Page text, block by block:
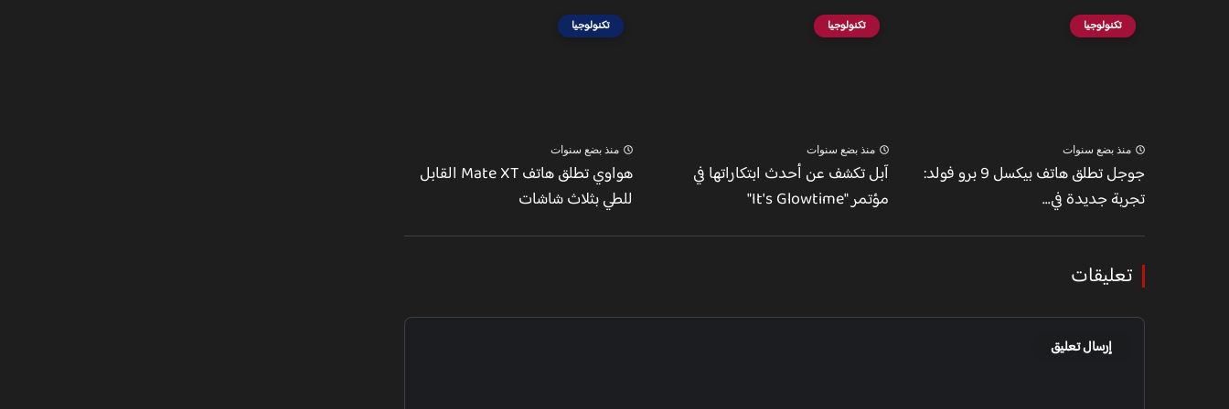
تكنولوجيا
منذ بضع سنوات
جوجل تطلق هاتف بيكسل 9 برو فولد:
تجربة جديدة في...
تكنولوجيا
منذ بضع سنوات
آبل تكشف عن أحدث ابتكاراتها في
مؤتمر "It's Glowtime"
تكنولوجيا
منذ بضع سنوات
هواوي تطلق هاتف Mate XT القابل
للطي بثلاث شاشات
تعليقات
إرسال تعليق